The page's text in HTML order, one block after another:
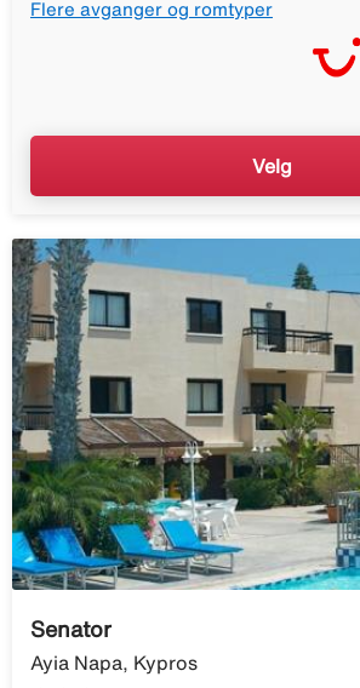
Flere avganger og romtyper
Velg
Senator
Ayia Napa, Kypros